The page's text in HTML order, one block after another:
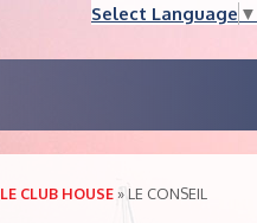
Select Language ▼
LE CLUB HOUSE»LE CONSEIL